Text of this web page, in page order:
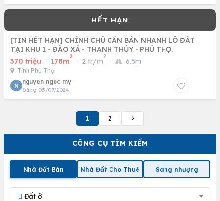
CÔNG CỤ TÌM KIẾM
Nhà Đất Bán Nhà Đất Cho Thuê Sang nhượng
Đất ở
[TIN HẾT HẠN] CHÍNH CHỦ CẦN BÁN NHANH LÔ ĐẤT
TẠI KHU 1 - ĐÀO XÁ - THANH THỦY - PHÚ THỌ.
370 triệu · 178m
2
· 2 tr/m
2
· 6.5m
Tỉnh Phú Thọ
N
nguyen ngoc my
Đăng 05/07/2024
1 2